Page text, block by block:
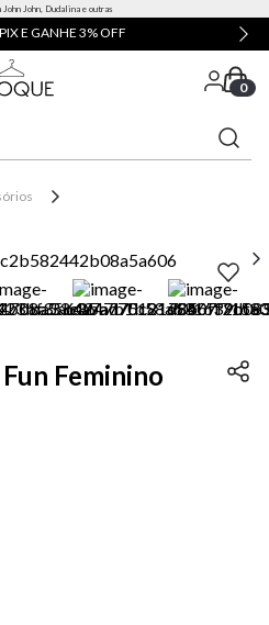
John, Dudalina e outras
E GANHE 3% OFF
0
Feminino